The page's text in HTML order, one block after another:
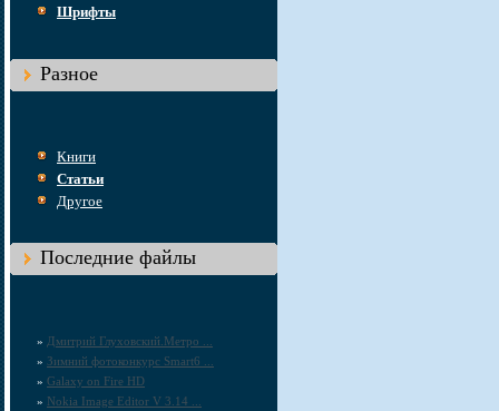
Шрифты
Разное
Книги
Статьи
Другое
Последние файлы
» Дмитрий Глуховский.Метро ...
» Зимний фотоконкурс Smart6 ...
» Galaxy on Fire HD
» Nokia Image Editor V 3.14 ...